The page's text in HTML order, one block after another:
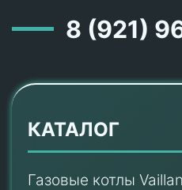
8 (921)
КАТАЛОГ
Газовые котлы